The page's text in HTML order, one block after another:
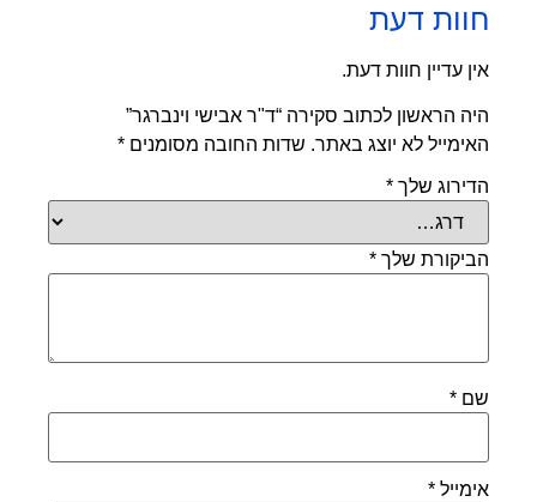
חוות דעת
אין עדיין חוות דעת.
היה הראשון לכתוב סקירה “ד"ר אבישי וינברגר”
האימייל לא יוצג באתר. שדות החובה מסומנים *
הדירוג שלך *
הביקורת שלך *
שם *
אימייל *